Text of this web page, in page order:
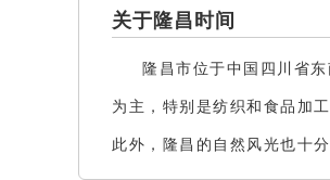
关于隆昌时间
隆昌市位于中国四川省
为主，特别是纺织和食品加
此外，隆昌的自然风光也十